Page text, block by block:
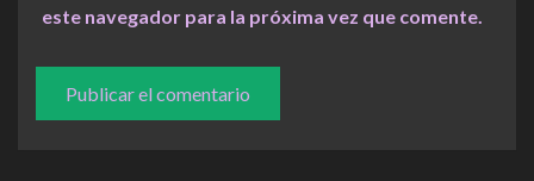
este navegador para la próxima vez que comente.